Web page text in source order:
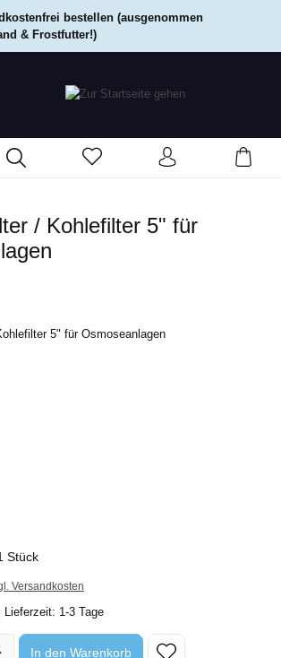
bestellen (ausgenommen
& Frostfutter!)
/ Kohlefilter 5" für
Stück
Versandkosten
Lieferzeit: 1-3 Tage
den gewünschten Wert ein oder benutze die
In den Warenkorb